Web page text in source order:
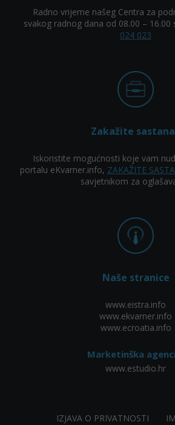
Radno vrijeme našeg Centra za
svakog radnog dana od 08.00 – 16.00
024 023
Zakažite
Iskoristite mogućnosti koje vam
portalu eKvarner.info, ZAKAŽITE
savjetnikom za
Naše stranice
www.eistra.info
www.ekvarner.info
www.ecroatia.info
Marketinška
www.estudio.hr
IZJAVA O PRIVATNOSTI